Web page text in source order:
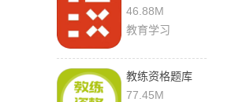
2.9.1
46.88M
教育学习
教练资格题库
5.1.2 安卓版
77.45M